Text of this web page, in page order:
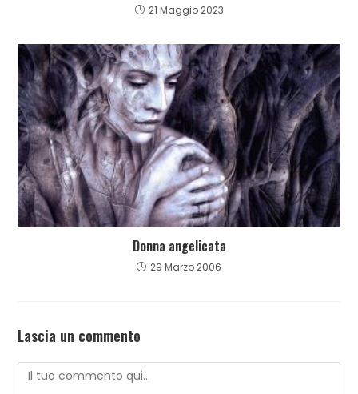
21 Maggio 2023
Donna angelicata
29 Marzo 2006
Lascia un commento